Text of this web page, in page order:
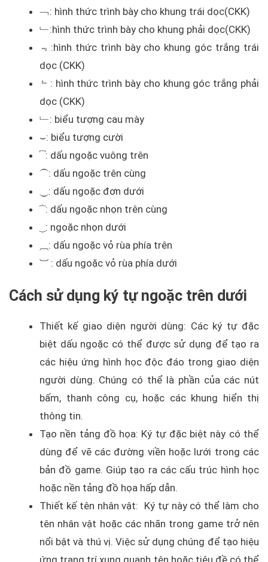
﹁: hình thức trình bày cho khung trái dọc(CKK)
﹂:hình thức trình bày cho khung phải dọc(CKK)
﹃:hình thức trình bày cho khung góc trắng trái
dọc (CKK)
﹄: hình thức trình bày cho khung góc trắng phải
dọc (CKK)
﹂: biểu tượng cau mày
⌣: biểu tượng cười
⎴: dấu ngoặc vuông trên
⏜: dấu ngoặc trên cùng
⏝: dấu ngoặc đơn dưới
⏞: dấu ngoặc nhọn trên cùng
⏟: ngoặc nhọn dưới
⏠: dấu ngoặc vỏ rùa phía trên
⏡ : dấu ngoặc vỏ rùa phía dưới
Cách sử dụng ký tự ngoặc trên dưới
Thiết kế giao diện người dùng: Các ký tự đặc
biệt dấu ngoặc có thể được sử dụng để tạo ra
các hiệu ứng hình học độc đáo trong giao diện
người dùng. Chúng có thể là phần của các nút
bấm, thanh công cụ, hoặc các khung hiển thị
thông tin.
Tạo nền tảng đồ họa: Ký tự đặc biệt này có thể
dùng để vẽ các đường viền hoặc lưới trong các
bản đồ game. Giúp tạo ra các cấu trúc hình học
hoặc nền tảng đồ họa hấp dẫn.
Thiết kế tên nhân vật: Ký tự này có thể làm cho
tên nhân vật hoặc các nhãn trong game trở nên
nổi bật và thú vị. Việc sử dụng chúng để tạo hiệu